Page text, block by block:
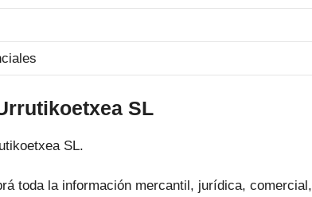
SL
SL.
toda la información mercantil, jurídica, comercial,